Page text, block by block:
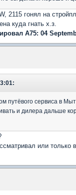
2115 гонял на
куда гнать х.з.
A75: 04
путёвого сервиса в
и дилера дальше
или